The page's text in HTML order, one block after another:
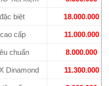
biệt 18.000.000
cấp 11.000.000
chuẩn 8.000.000
Dinamond 11.300.000